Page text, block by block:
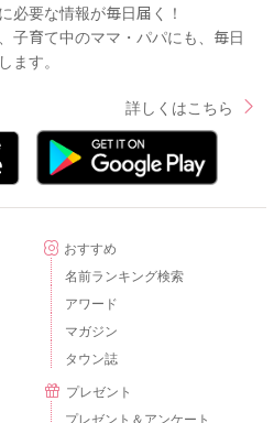
必要な情報が毎日届く！
子育て中のママ・パパにも、毎日
ます。
詳しくはこちら
おすすめ
名前ランキング検索
アワード
マガジン
タウン誌
プレゼント
プレゼント＆アンケート